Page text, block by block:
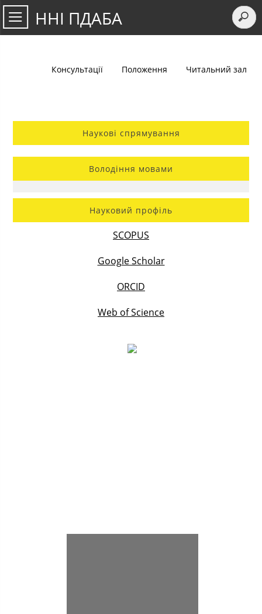
ННІ ПДАБА
Консультації Положення Читальний зал
Наукові спрямування
Володіння мовами
Науковий профіль
SCOPUS
Google Scholar
ORCID
Web of Science